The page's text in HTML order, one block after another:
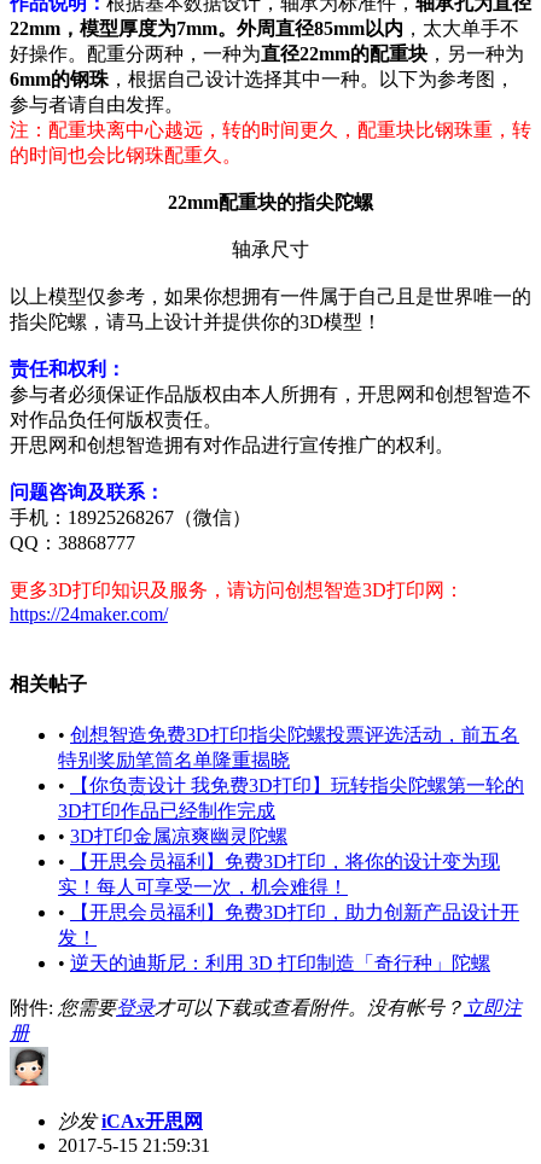
22mm，模型厚度为7mm。外周直径85mm以内 ，太大单手不
好操作。配重分两种，一种为直径22mm的配重块 ，另一种为
6mm的钢珠 ，根据自己设计选择其中一种。以下为参考图，
参与者请自由发挥。
注：配重块离中心越远，转的时间更久，配重块比钢珠重，转
的时间也会比钢珠配重久。
22mm配重块的指尖陀螺
轴承尺寸
以上模型仅参考，如果你想拥有一件属于自己且是世界唯一的
指尖陀螺，请马上设计并提供你的3D模型！
责任和权利：
参与者必须保证作品版权由本人所拥有，开思网和创想智造不
对作品负任何版权责任。
开思网和创想智造拥有对作品进行宣传推广的权利。
问题咨询及联系：
手机：18925268267（微信）
QQ：38868777
更多3D打印知识及服务，请访问创想智造3D打印网：
https://24maker.com/
相关帖子
• 创想智造免费3D打印指尖陀螺投票评选活动，前五名
特别奖励笔筒名单隆重揭晓
•
【你负责设计 我免费3D打印】玩转指尖陀螺第一轮的
3D打印作品已经制作完成
• 3D打印金属凉爽幽灵陀螺
•
【开思会员福利】免费3D打印，将你的设计变为现
实！每人可享受一次，机会难得！
•
【开思会员福利】免费3D打印，助力创新产品设计开
发！
• 逆天的迪斯尼：利用 3D 打印制造「奇行种」陀螺
附件: 您需要登录才可以下载或查看附件。没有帐号？ 立即注
册
沙发 iCAx开思网
2017-5-15 21:59:31